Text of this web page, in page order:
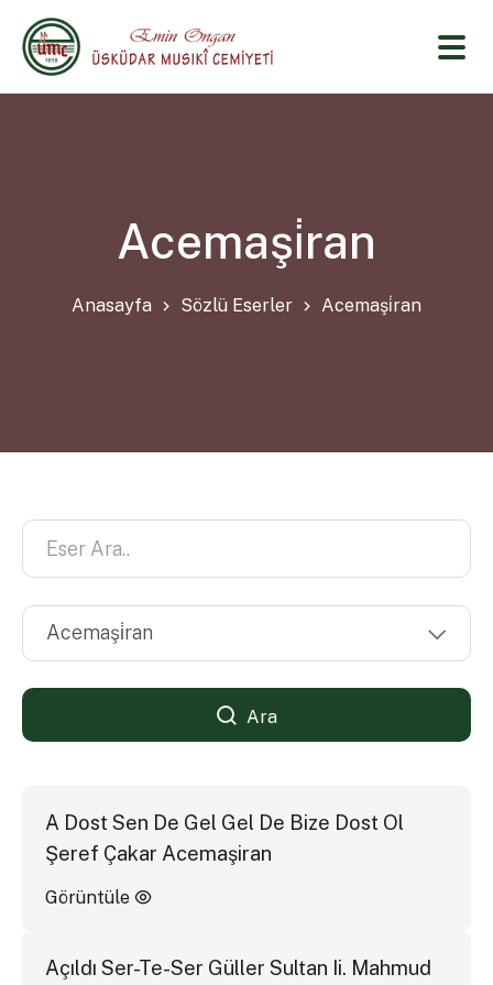
Acemaşi̇ran
Anasayfa Sözlü Eserler Acemaşi̇ran
Ara
A Dost Sen De Gel Gel De Bize Dost Ol
Şeref Çakar Acemaşiran
Görüntüle
Açıldı Ser-Te-Ser Güller Sultan Ii. Mahmud